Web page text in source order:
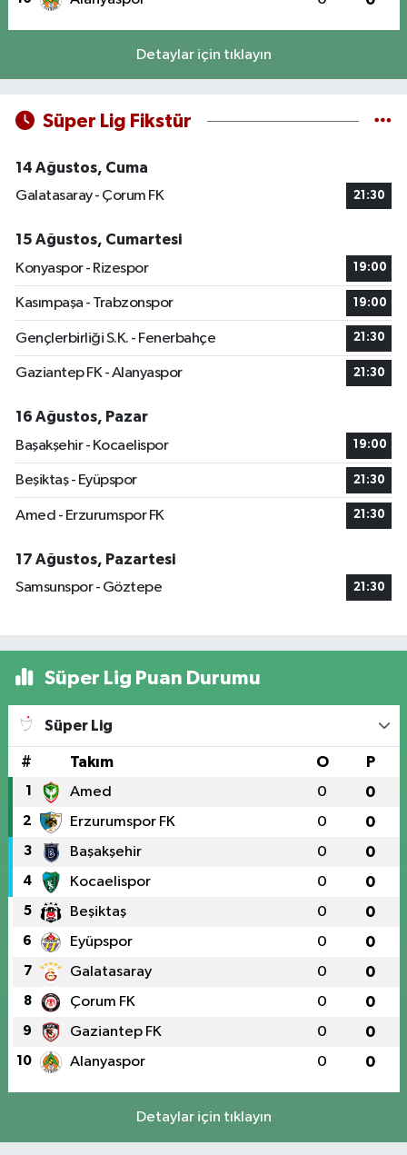
Detaylar için tıklayın
Süper Lig Fikstür
14 Ağustos, Cuma
Galatasaray - Çorum FK
21:30
15 Ağustos, Cumartesi
Konyaspor - Rizespor
19:00
Kasımpaşa - Trabzonspor 19:00
Gençlerbirliği S.K. - Fenerbahçe 21:30
Gaziantep FK - Alanyaspor 21:30
16 Ağustos, Pazar
Başakşehir - Kocaelispor
19:00
Beşiktaş - Eyüpspor 21:30
Amed - Erzurumspor FK 21:30
17 Ağustos, Pazartesi
Samsunspor - Göztepe
21:30
Süper Lig Puan Durumu
Süper Lig
# Takım O P
1 Amed 0 0
2 Erzurumspor FK 0 0
3 Başakşehir 0 0
4 Kocaelispor 0 0
5 Beşiktaş 0 0
6 Eyüpspor 0 0
7 Galatasaray 0 0
8 Çorum FK 0 0
9 Gaziantep FK 0 0
10 Alanyaspor 0 0
Detaylar için tıklayın